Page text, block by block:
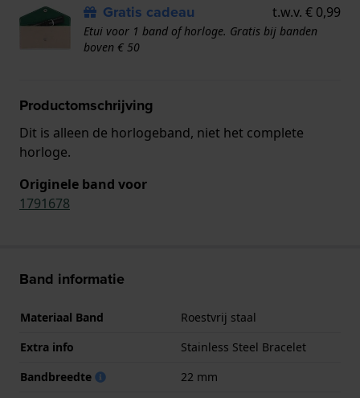
Gratis cadeau t.w.v. € 0,99
Etui voor 1 band of horloge. Gratis bij banden
boven € 50
Productomschrijving
Dit is alleen de horlogeband, niet het complete
horloge.
Originele band voor
1791678
Band informatie
Materiaal Band
Roestvrij staal
Extra info
Stainless Steel Bracelet
Bandbreedte
22 mm